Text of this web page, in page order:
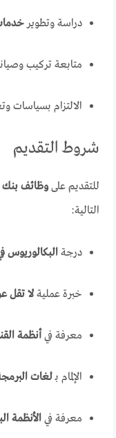
دراسة وتطوير
متابعة تركيب
الالتزام بسياسات
شروط التقديم
للتقديم علىوظائف بنك
التالية:
درجةالبكالوريوس
خبرة عمليةلا تقل عن 3
معرفة فيأنظمة
الإلمام بـلغات
معرفة فيالأنظمة